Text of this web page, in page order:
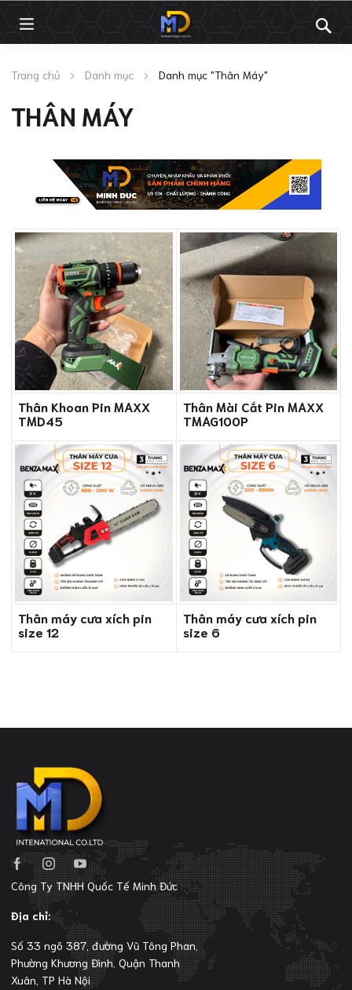
Trang chủ Danh mục Danh mục "Thân Máy"
THÂN MÁY
Thân Khoan Pin MAXX
TMD45
Thân Mài Cắt Pin MAXX
TMAG100P
Thân máy cưa xích pin
size 12
Thân máy cưa xích pin
size 6
Công Ty TNHH Quốc Tế Minh Đức
Địa chỉ:
Số 33 ngõ 387, đường Vũ Tông Phan,
Phường Khương Đình, Quận Thanh
Xuân, TP Hà Nội